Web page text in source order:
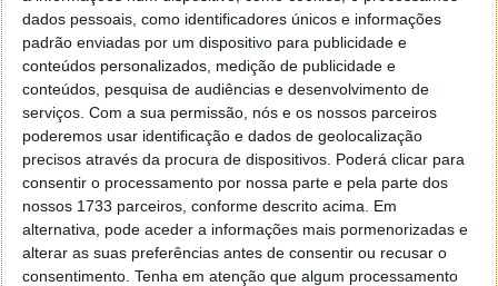
dados pessoais, como identificadores únicos e informações
padrão enviadas por um dispositivo para publicidade e
conteúdos personalizados, medição de publicidade e
conteúdos, pesquisa de audiências e desenvolvimento de
serviços. Com a sua permissão, nós e os nossos parceiros
poderemos usar identificação e dados de geolocalização
precisos através da procura de dispositivos. Poderá clicar para
consentir o processamento por nossa parte e pela parte dos
nossos 1733 parceiros, conforme descrito acima. Em
alternativa, pode aceder a informações mais pormenorizadas e
alterar as suas preferências antes de consentir ou recusar o
consentimento. Tenha em atenção que algum processamento
As soluções de armazenamento devem garantir, não
só, a capacidade de guardar os dados, mas também
de os proteger. O armazenamento é a última linha de
defesa e também o último recurso que se pode
utilizar para recuperação dos dados em caso de um
ataque bem-sucedido